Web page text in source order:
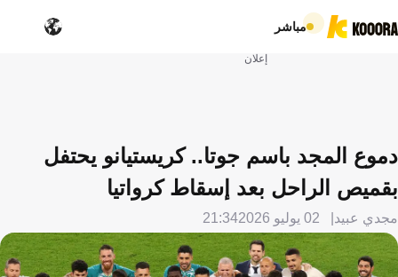
مباشر
إعلان
دموع المجد باسم جوتا.. كريستيانو يحتفل
بقميص الراحل بعد إسقاط كرواتيا
مجدي عبيد 02 يوليو 2026 21:34